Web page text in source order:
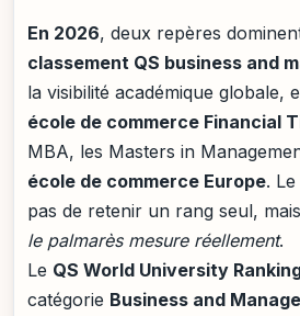
En 2026, deux repères
classement QS business and
la visibilité académique globale,
école de commerce Financial
MBA, les Masters in
école de commerce Europe.
pas de retenir un rang seul,
le palmarès mesure réellement.
Le QS World University
catégorie Business and